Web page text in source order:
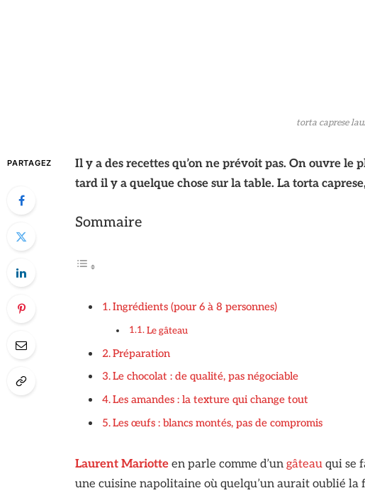
torta caprese
PARTAGEZ
Il y a des recettes qu’on ne prévoit pas. On ouvre
tard il y a quelque chose sur la table. La torta
Sommaire
Ingrédients (pour 6 à 8 personnes)
Le gâteau
Préparation
Le chocolat : de qualité, pas négociable
Les amandes : la texture qui change tout
Les œufs : blancs montés, pas de compromis
Laurent Mariotteen parle comme d’un gâteauqui se
une cuisine napolitaine où quelqu’un aurait oublié la